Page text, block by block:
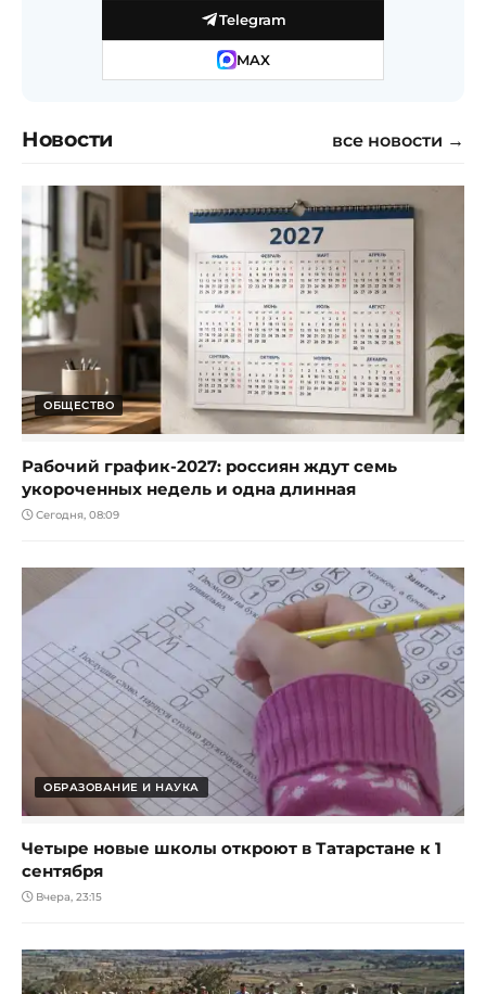
Telegram
MAX
Новости все новости →
ОБЩЕСТВО
Рабочий график-2027: россиян ждут семь
укороченных недель и одна длинная
Сегодня, 08:09
ОБРАЗОВАНИЕ И НАУКА
Четыре новые школы откроют в Татарстане к 1
сентября
Вчера, 23:15